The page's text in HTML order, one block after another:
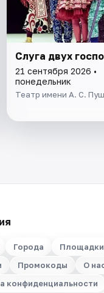
Слуга двух
21 сентября 2026 •
понедельник
Театр имени А. С.
Города Площадки
Промокоды О
конфиденциальности